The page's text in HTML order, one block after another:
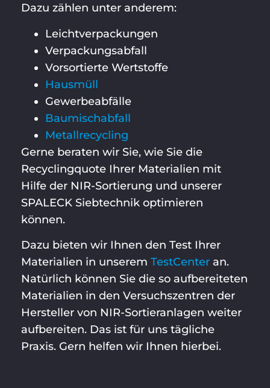
Dazu zählen unter anderem:
Leichtverpackungen
Verpackungsabfall
Vorsortierte Wertstoffe
Hausmüll
Gewerbeabfälle
Baumischabfall
Metallrecycling
Gerne beraten wir Sie, wie Sie die
Recyclingquote Ihrer Materialien mit
Hilfe der NIR-Sortierung und unserer
SPALECK Siebtechnik optimieren
können.
Dazu bieten wir Ihnen den Test Ihrer
Materialien in unserem TestCenteran.
Natürlich können Sie die so aufbereiteten
Materialien in den Versuchszentren der
Hersteller von NIR-Sortieranlagen weiter
aufbereiten. Das ist für uns tägliche
Praxis. Gern helfen wir Ihnen hierbei.